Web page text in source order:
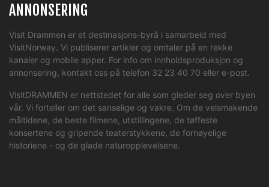
ANNONSERING
Visit Drammen er et destinasjons-byrå i samarbeid med
VisitNorway. Vi publiserer artikler og omtaler på en rekke
kanaler og mobile apper. For info om innholdsproduksjon og
annonsering, kontakt oss på telefon 32 23 40 70 eller e-post.
VisitDRAMMEN er nettstedet for alle som gleder seg over byen
vår. Vi forteller om det sanselige og vakre. Om de velsmakende
måltidene, de beste filmene, utstillingene, de tøffeste
konsertene og gripende teaterstykkene, de fornøyelige
historiene - og de glade naturopplevelsene.